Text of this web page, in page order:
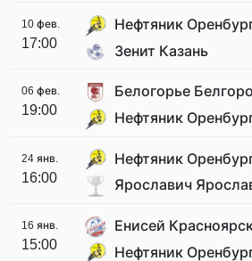
10 фев.
17:00
Нефтяник
Зенит Казань
06 фев.
19:00
Белогорье
Нефтяник
24 янв.
16:00
Нефтяник
Ярославич
16 янв.
15:00
Енисей
Нефтяник